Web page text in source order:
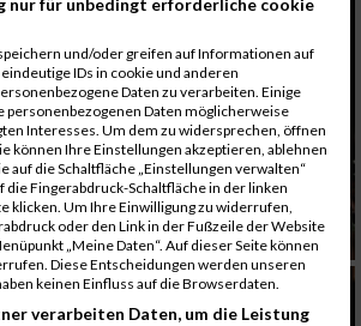
nur für unbedingt erforderliche cookie
und/oder greifen auf Informationen auf
IDs in cookie und anderen
Daten zu verarbeiten. Einige
personenbezogenen Daten möglicherweise
Interesses. Um dem zu widersprechen, öffnen
können Ihre Einstellungen akzeptieren, ablehnen
auf die Schaltfläche „Einstellungen verwalten“
Fingerabdruck-Schaltfläche in der linken
klicken. Um Ihre Einwilligung zu widerrufen,
oder den Link in der Fußzeile der Website
„Meine Daten“. Auf dieser Seite können
Diese Entscheidungen werden unseren
keinen Einfluss auf die Browserdaten.
verarbeiten Daten, um die Leistung